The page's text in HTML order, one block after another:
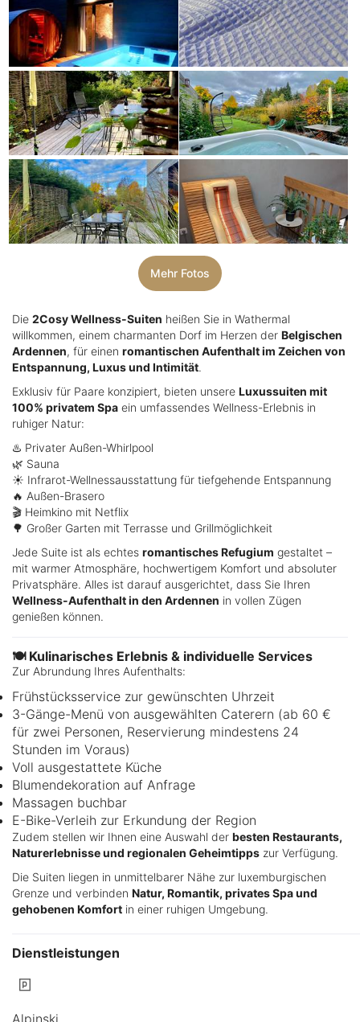
Mehr Fotos
Die 2Cosy Wellness-Suiten heißen Sie in Wathermal
willkommen, einem charmanten Dorf im Herzen der Belgischen
Ardennen, für einen romantischen Aufenthalt im Zeichen von
Entspannung, Luxus und Intimität.
Exklusiv für Paare konzipiert, bieten unsere Luxussuiten mit
100% privatem Spa ein umfassendes Wellness-Erlebnis in
ruhiger Natur:
♨️ Privater Außen-Whirlpool
🌿 Sauna
☀️ Infrarot-Wellnessausstattung für tiefgehende Entspannung
🔥 Außen-Brasero
🎬 Heimkino mit Netflix
🌳 Großer Garten mit Terrasse und Grillmöglichkeit
Jede Suite ist als echtes romantisches Refugium gestaltet –
mit warmer Atmosphäre, hochwertigem Komfort und absoluter
Privatsphäre. Alles ist darauf ausgerichtet, dass Sie Ihren
Wellness-Aufenthalt in den Ardennen in vollen Zügen
genießen können.
🍽️ Kulinarisches Erlebnis & individuelle Services
Zur Abrundung Ihres Aufenthalts:
Frühstücksservice zur gewünschten Uhrzeit
3-Gänge-Menü von ausgewählten Caterern (ab 60 €
für zwei Personen, Reservierung mindestens 24
Stunden im Voraus)
Voll ausgestattete Küche
Blumendekoration auf Anfrage
Massagen buchbar
E-Bike-Verleih zur Erkundung der Region
Zudem stellen wir Ihnen eine Auswahl der besten Restaurants,
Naturerlebnisse und regionalen Geheimtipps zur Verfügung.
Die Suiten liegen in unmittelbarer Nähe zur luxemburgischen
Grenze und verbinden Natur, Romantik, privates Spa und
gehobenen Komfort in einer ruhigen Umgebung.
Dienstleistungen